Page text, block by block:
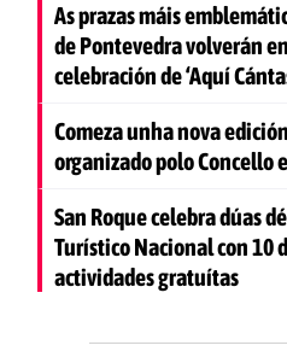
As prazas máis
de Pontevedra volverán
celebración de ‘Aquí
Comeza unha nova
organizado polo Concello
San Roque celebra dúas
Turístico Nacional con 10
actividades gratuítas